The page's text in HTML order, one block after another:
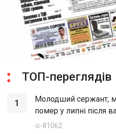
ТОП-переглядів
1
Молодший сержант,
помер у липні після
81062